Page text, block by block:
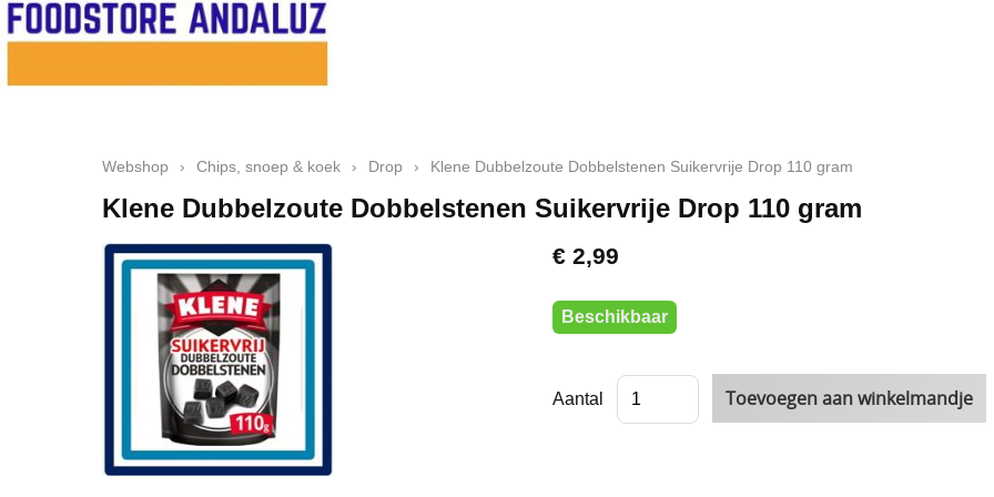
Webshop › Chips, snoep & koek › Drop › Klene Dubbelzoute Dobbelstenen Suikervrije Drop 110 gram
Klene Dubbelzoute Dobbelstenen Suikervrije Drop 110 gram
€ 2,99
Beschikbaar
Aantal